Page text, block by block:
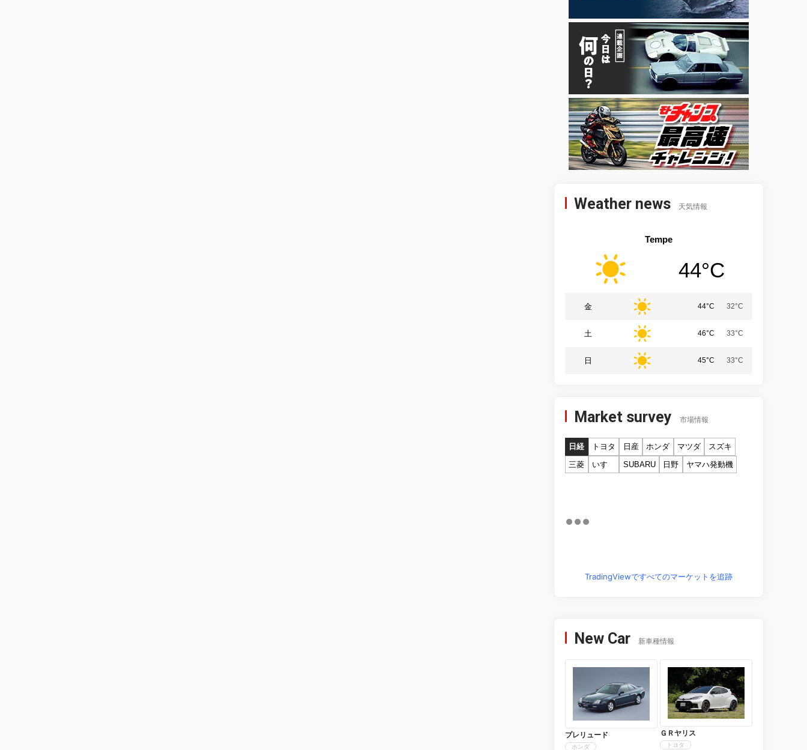
Weather news 天気情報
Tempe
44°C
金 44°C 32°C
土 46°C 33°C
日 45°C 33°C
Market survey 市場情報
日経 トヨタ 日産 ホンダ マツダ
スズキ
三菱
いすゞ SUBARU 日野 ヤマハ発動機
TradingViewですべてのマーケットを追跡
New Car 新車種情報
プレリュード
ホンダ
ＧＲヤリス
トヨタ